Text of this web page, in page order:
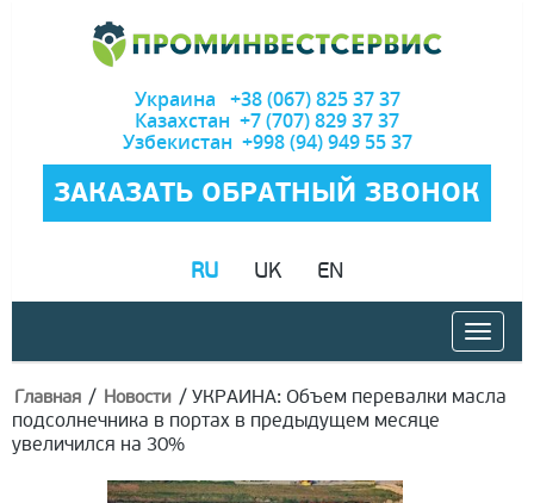
Украина +38 (067) 825 37 37
Казахстан +7 (707) 829 37 37
Узбекистан +998 (94) 949 55 37
ЗАКАЗАТЬ ОБРАТНЫЙ ЗВОНОК
RU UK EN
Главная / Новости / УКРАИНА: Объем перевалки масла
подсолнечника в портах в предыдущем месяце
увеличился на 30%